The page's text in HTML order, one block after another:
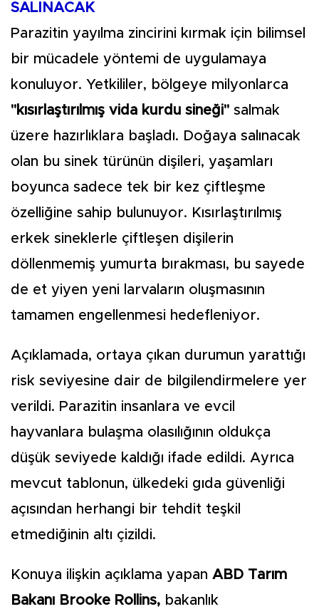
SALINACAK
Parazitin yayılma zincirini kırmak için bilimsel
bir mücadele yöntemi de uygulamaya
konuluyor. Yetkililer, bölgeye milyonlarca
"kısırlaştırılmış vida kurdu sineği" salmak
üzere hazırlıklara başladı. Doğaya salınacak
olan bu sinek türünün dişileri, yaşamları
boyunca sadece tek bir kez çiftleşme
özelliğine sahip bulunuyor. Kısırlaştırılmış
erkek sineklerle çiftleşen dişilerin
döllenmemiş yumurta bırakması, bu sayede
de et yiyen yeni larvaların oluşmasının
tamamen engellenmesi hedefleniyor.
Açıklamada, ortaya çıkan durumun yarattığı
risk seviyesine dair de bilgilendirmelere yer
verildi. Parazitin insanlara ve evcil
hayvanlara bulaşma olasılığının oldukça
düşük seviyede kaldığı ifade edildi. Ayrıca
mevcut tablonun, ülkedeki gıda güvenliği
açısından herhangi bir tehdit teşkil
etmediğinin altı çizildi.
Konuya ilişkin açıklama yapan ABD Tarım
Bakanı Brooke Rollins, bakanlık